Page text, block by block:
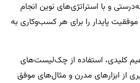
و با استراتژی‌های نوین انجام
پایدار را برای هر کسب‌وکاری به
کلیدی، استفاده از چک‌لیست‌های
از ابزارهای مدرن و مثال‌های موفق